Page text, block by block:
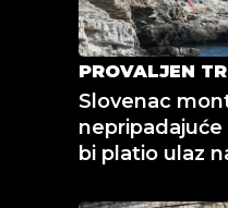
PROVALJEN
Slovenac
bi platio ulaz